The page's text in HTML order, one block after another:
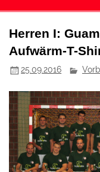
Herren I:
Aufwärm-T-
25.09.2016